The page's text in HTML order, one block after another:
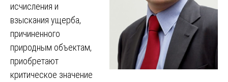
исчисления и
взыскания ущерба,
причиненного
природным объектам,
приобретают
критическое значение